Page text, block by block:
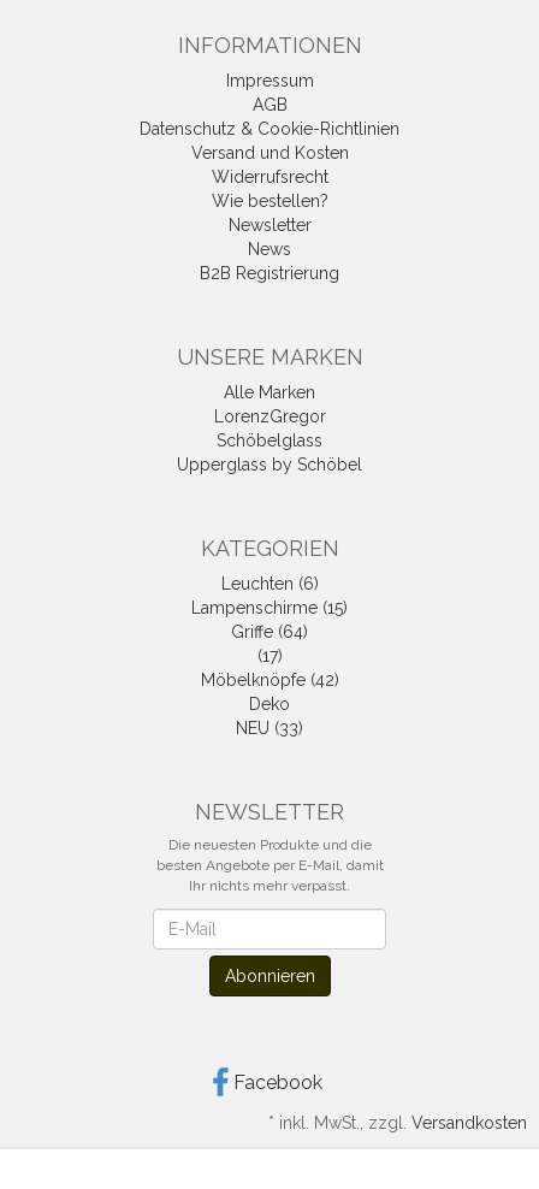
INFORMATIONEN
Impressum
AGB
Datenschutz & Cookie-Richtlinien
Versand und Kosten
Widerrufsrecht
Wie bestellen?
Newsletter
News
B2B Registrierung
UNSERE MARKEN
Alle Marken
LorenzGregor
Schöbelglass
Upperglass by Schöbel
KATEGORIEN
Leuchten (6)
Lampenschirme (15)
Griffe (64)
(17)
Möbelknöpfe (42)
Deko
NEU (33)
NEWSLETTER
Die neuesten Produkte und die
besten Angebote per E-Mail, damit
Ihr nichts mehr verpasst.
Abonnieren
Facebook
* inkl. MwSt., zzgl. Versandkosten